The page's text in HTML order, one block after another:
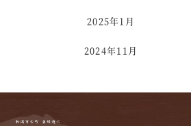
2025年1月
2024年11月